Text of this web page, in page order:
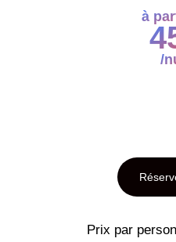
à
/
Prix par